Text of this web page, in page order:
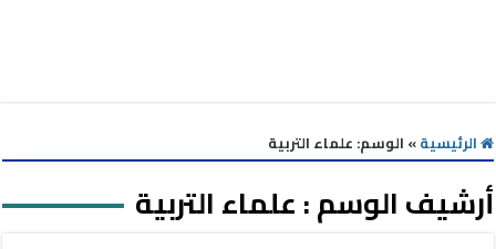
الرئيسية» الوسم: علماء التربية
أرشيف الوسم :علماء التربية